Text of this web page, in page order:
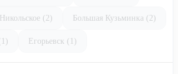
Никольское (2) Большая Кузьминка (2)
Егорьевск (1)